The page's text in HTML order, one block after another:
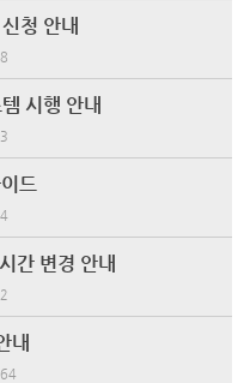
청 안내
시행 안내
드
간 변경 안내
내